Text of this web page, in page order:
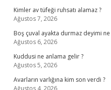
Kimler av tüfeği ruhsatı alamaz ?
Ağustos 7, 2026
Boş çuval ayakta durmaz deyimi
Ağustos 6, 2026
Kuddusi ne anlama gelir ?
Ağustos 5, 2026
Avarların varlığına kim son verdi ?
Ağustos 4, 2026